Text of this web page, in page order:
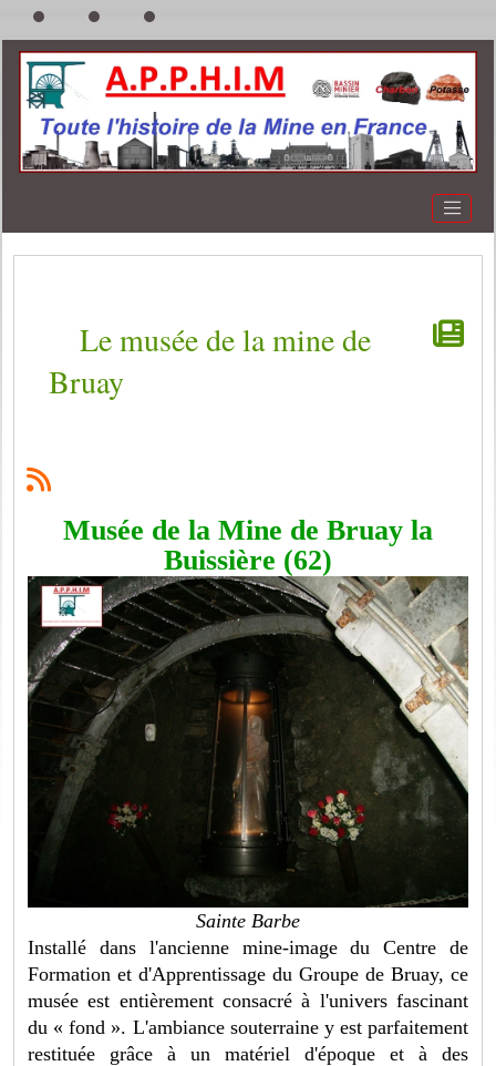
Le musée de la mine de
Bruay
Musée de la Mine de Bruay la
Buissière (62)
Sainte Barbe
Installé dans l'ancienne mine-image du Centre de
Formation et d'Apprentissage du Groupe de Bruay, ce
musée est entièrement consacré à l'univers fascinant
du « fond ». L'ambiance souterraine y est parfaitement
restituée grâce à un matériel d'époque et à des